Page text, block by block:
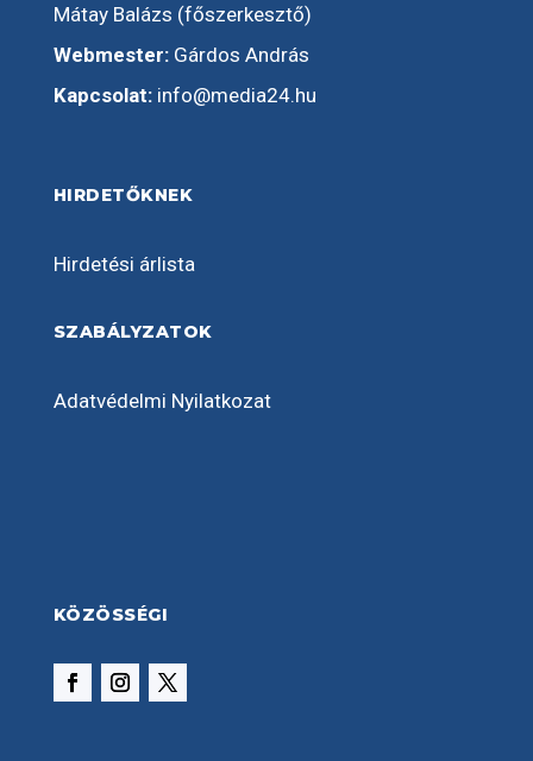
Mátay Balázs (főszerkesztő)
Webmester:Gárdos András
Kapcsolat: info@media24.hu
HIRDETŐKNEK
Hirdetési árlista
SZABÁLYZATOK
Adatvédelmi Nyilatkozat
KÖZÖSSÉGI